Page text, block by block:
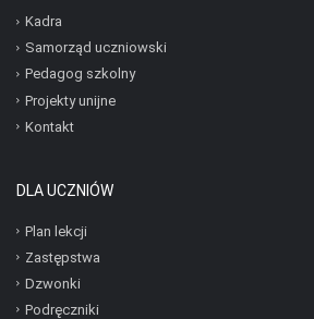
Kadra
Samorząd uczniowski
Pedagog szkolny
Projekty unijne
Kontakt
DLA UCZNIÓW
Plan lekcji
Zastępstwa
Dzwonki
Podręczniki